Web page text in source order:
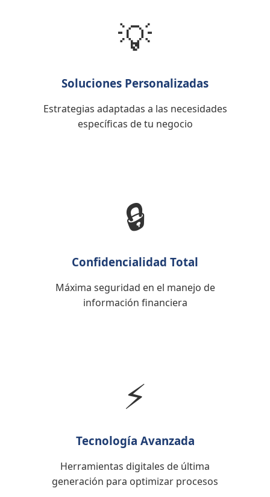
💡
Soluciones Personalizadas
Estrategias adaptadas a las necesidades
específicas de tu negocio
🔒
Confidencialidad Total
Máxima seguridad en el manejo de
información financiera
⚡
Tecnología Avanzada
Herramientas digitales de última
generación para optimizar procesos